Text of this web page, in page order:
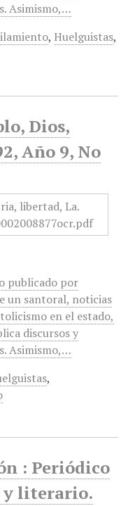
Asimismo,…
, Huelguistas,
Dios,
Año 9, No
publicado por
un santoral, noticias
en el estado,
discursos y
Asimismo,…
,
: Periódico
y literario.